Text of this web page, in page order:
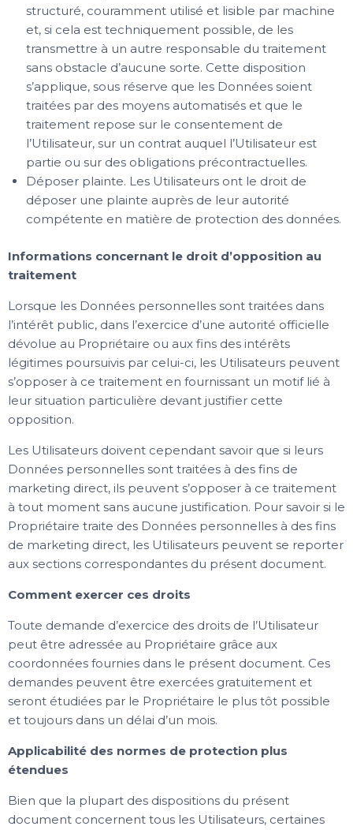
structuré, couramment utilisé et lisible par machine
et, si cela est techniquement possible, de les
transmettre à un autre responsable du traitement
sans obstacle d’aucune sorte. Cette disposition
s’applique, sous réserve que les Données soient
traitées par des moyens automatisés et que le
traitement repose sur le consentement de
l’Utilisateur, sur un contrat auquel l’Utilisateur est
partie ou sur des obligations précontractuelles.
Déposer plainte. Les Utilisateurs ont le droit de
déposer une plainte auprès de leur autorité
compétente en matière de protection des données.
Informations concernant le droit d’opposition au
traitement
Lorsque les Données personnelles sont traitées dans
l’intérêt public, dans l’exercice d’une autorité officielle
dévolue au Propriétaire ou aux fins des intérêts
légitimes poursuivis par celui-ci, les Utilisateurs peuvent
s’opposer à ce traitement en fournissant un motif lié à
leur situation particulière devant justifier cette
opposition.
Les Utilisateurs doivent cependant savoir que si leurs
Données personnelles sont traitées à des fins de
marketing direct, ils peuvent s’opposer à ce traitement
à tout moment sans aucune justification. Pour savoir si le
Propriétaire traite des Données personnelles à des fins
de marketing direct, les Utilisateurs peuvent se reporter
aux sections correspondantes du présent document.
Comment exercer ces droits
Toute demande d’exercice des droits de l’Utilisateur
peut être adressée au Propriétaire grâce aux
coordonnées fournies dans le présent document. Ces
demandes peuvent être exercées gratuitement et
seront étudiées par le Propriétaire le plus tôt possible
et toujours dans un délai d’un mois.
Applicabilité des normes de protection plus
étendues
Bien que la plupart des dispositions du présent
document concernent tous les Utilisateurs, certaines